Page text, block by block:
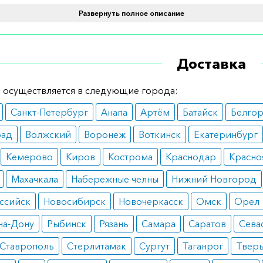
использовать средство людям, у которых
составляющих веществ;
инфекция вокруг ануса;
оспа.
наносить дозу на кончике пальца два раза в день,
раз вечером. В первые дни использования
применение. Позже, после улучшения симптомов,
одного применения в день.
Развернуть полное описание
Доставка
осуществляется в следующие города:
Санкт-Петербург Анапа Артём Батайск
Волжский Воронеж Воткинск Екатеринбург
Кемерово Киров Кострома Краснодар
Махачкала Набережные челны Нижний Новгород
Новосибирск Новочеркасск Омск Орел
Дону
Рыбинск Рязань Самара Саратов
Ставрополь Стерлитамак Сургут Таганрог Тверь